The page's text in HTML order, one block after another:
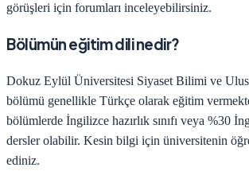
görüşleri için forumları inceleyebilirsiniz.
Bölümün eğitim dili nedir?
Dokuz Eylül Üniversitesi Siyaset Bilimi ve
bölümü genellikle Türkçe olarak eğitim
bölümlerde İngilizce hazırlık sınıfı veya %30
dersler olabilir. Kesin bilgi için üniversitenin
ediniz.